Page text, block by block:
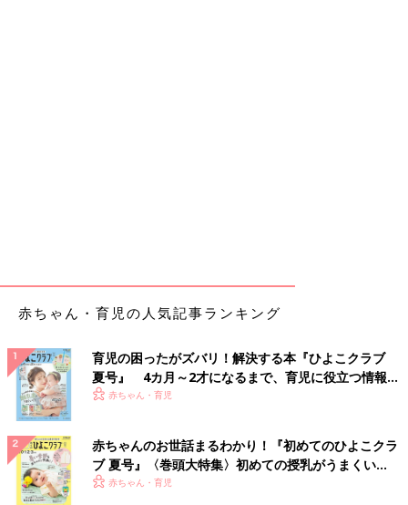
自閉症スペクトラム（以下、ASD）と診断された当時は、息子の
ませんでした。それで、障害のことを伝えたのは、家族とマネー
ジャーだけ。毎日セラピーを受けなければいけなかったので、マ
ネージャーには、しばらくは仕事を受けることができないと伝え
たんです。
ただ、どうしても断れない仕事もいくつかあったので、それはス
ケジュールを詰めてもらって調整してもらうなど、事務所にはか
なり迷惑をかけてしまいました。またその間も、仕事で単身帰国
赤ちゃん・育児の人気記事ランキング
育児の困ったがズバリ！解決する本『ひよこクラブ
夏号』 4カ月～2才になるまで、育児に役立つ情報が
いっぱい！
赤ちゃん・育児
赤ちゃんのお世話まるわかり！『初めてのひよこクラ
ブ 夏号』〈巻頭大特集〉初めての授乳がうまくい
く！ おっぱい・ミルクの基本と夏のトラブル 解決テ
赤ちゃん・育児